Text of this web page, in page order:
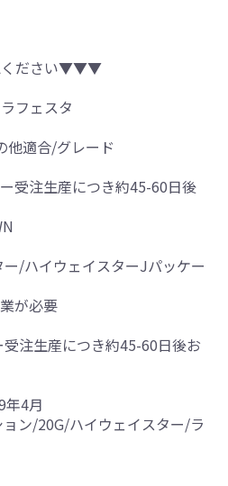
ください▼▼▼
フェスタ
適合/グレード
注生産につき約45-60日後
/ハイウェイスターJパッケー
が必要
注生産につき約45-60日後お
年4月
ン/20G/ハイウェイスター/ラ